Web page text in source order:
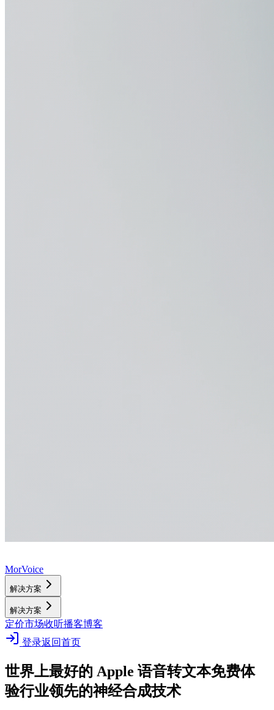
MorVoice
解决方案
解决方案
定价市场收听播客博客
登录返回首页
世界上最好的 Apple 语音转文本免费体
验行业领先的神经合成技术